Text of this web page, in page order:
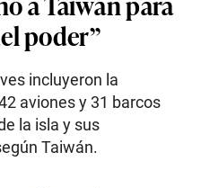
poder”
incluyeron la
aviones y 31 barcos
la isla y sus
Taiwán.